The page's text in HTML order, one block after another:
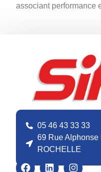
associant performance
05 46 43 33 33
69 Rue Alphonse
ROCHELLE